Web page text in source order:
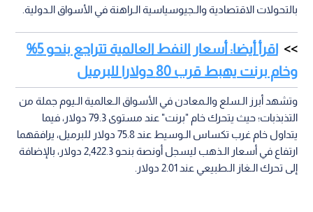
بالتحولات الاقتصادية والـجيوسياسية الـراهنة في الأسواق الـدولية.
اقرأ أيضا: أسعار النفط العالمية تتراجع بنحو 5%
وخام برنت يهبط قرب 80 دولارا للبرميل
وتشهد أبرز الـسلع والـمعادن في الأسواق الـعالمية الـيوم جملة من
التذبذبات؛ حيث يتحرك خام "برنت" عند مستوى 79.3 دولار، فيما
يتداول خام غرب تكساس الـوسيط عند 75.8 دولار للبرميل، يرافقهما
ارتفاع في أسعار الـذهب ليسجل أونصة بنحو 2,422.3 دولار، بالإضافة
إلى تحرك الـغاز الـطبيعي عند 2.01 دولار.